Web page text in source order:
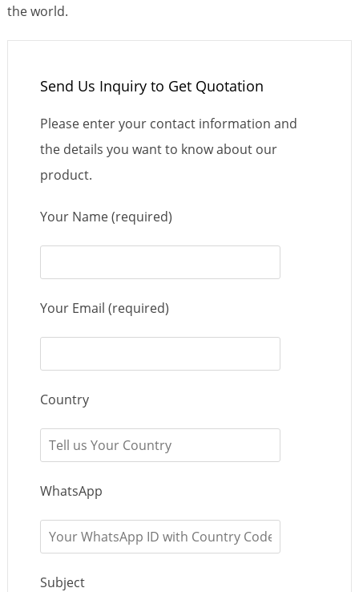
the world.
Send Us Inquiry to Get Quotation
Please enter your contact information and
the details you want to know about our
product.
Your Name (required)
Your Email (required)
Country
WhatsApp
Subject